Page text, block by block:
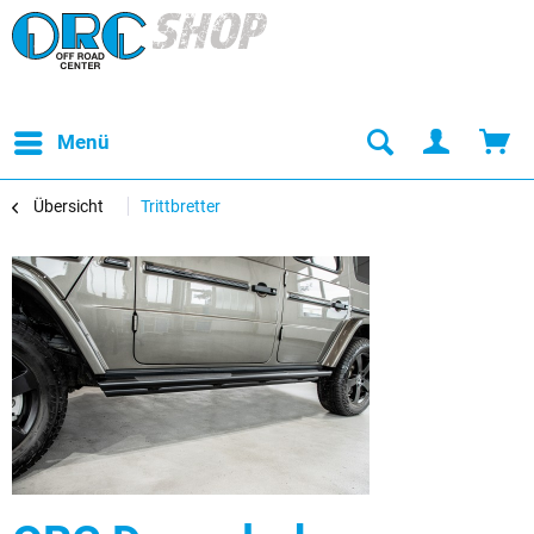
Menü
Übersicht Trittbretter